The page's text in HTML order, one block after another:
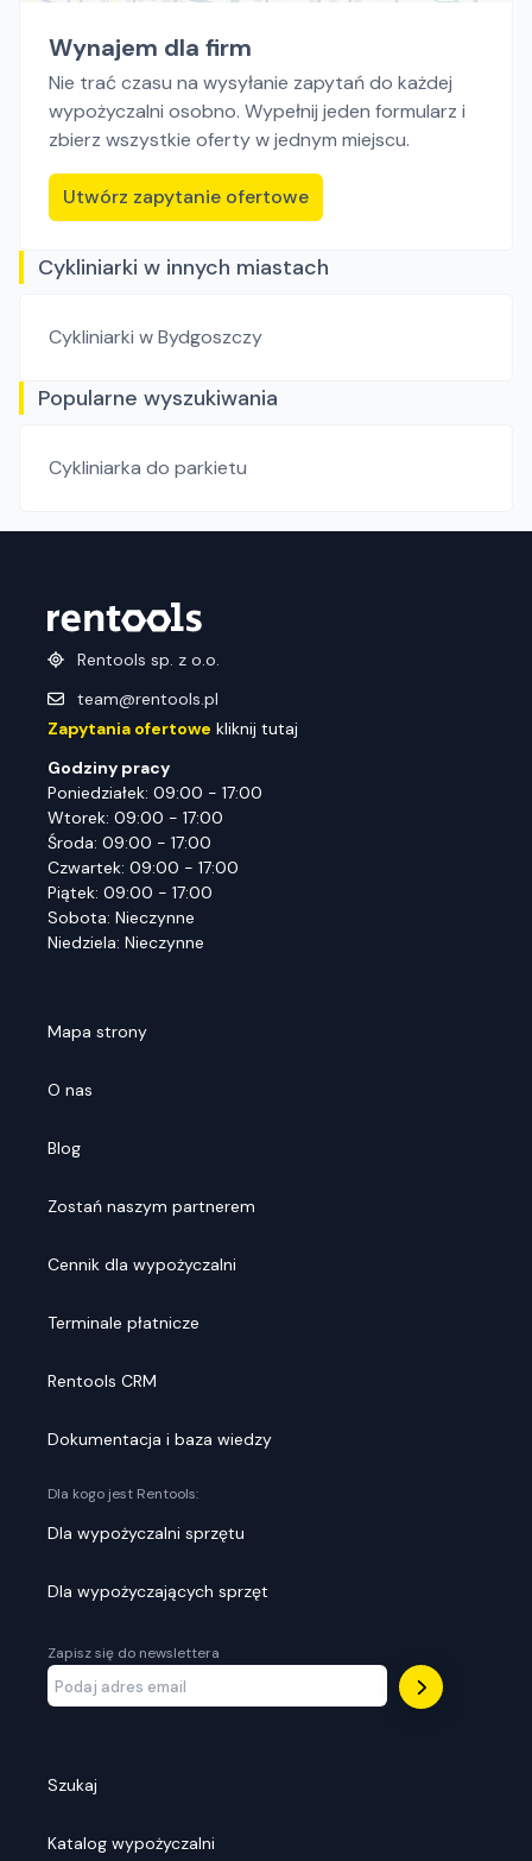
Wynajem dla firm
Nie trać czasu na wysyłanie zapytań do każdej
wypożyczalni osobno. Wypełnij jeden formularz i
zbierz wszystkie oferty w jednym miejscu.
Utwórz zapytanie ofertowe
Cykliniarki w innych miastach
Cykliniarki w Bydgoszczy
Popularne wyszukiwania
Cykliniarka do parkietu
Rentools sp. z o.o.
team@rentools.pl
Zapytania ofertowe kliknij tutaj
Godziny pracy
Poniedziałek: 09:00 - 17:00
Wtorek: 09:00 - 17:00
Środa: 09:00 - 17:00
Czwartek: 09:00 - 17:00
Piątek: 09:00 - 17:00
Sobota: Nieczynne
Niedziela: Nieczynne
Mapa strony
O nas
Blog
Zostań naszym partnerem
Cennik dla wypożyczalni
Terminale płatnicze
Rentools CRM
Dokumentacja i baza wiedzy
Dla kogo jest Rentools:
Dla wypożyczalni sprzętu
Dla wypożyczających sprzęt
Zapisz się do newslettera
Szukaj
Katalog wypożyczalni